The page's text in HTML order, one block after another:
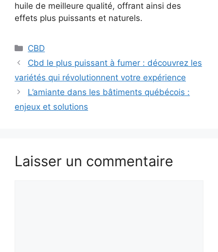
huile de meilleure qualité, offrant ainsi des
effets plus puissants et naturels.
Catégories
CBD
Cbd le plus puissant à fumer : découvrez les
variétés qui révolutionnent votre expérience
L’amiante dans les bâtiments québécois :
enjeux et solutions
Laisser un commentaire